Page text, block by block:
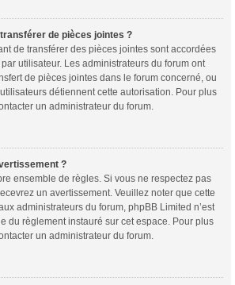
de pièces jointes ?
de transférer des pièces jointes sont accordées
utilisateur. Les administrateurs du forum ont
de pièces jointes dans le forum concerné, ou
détiennent cette autorisation. Pour plus
un administrateur du forum.
?
ensemble de règles. Si vous ne respectez pas
un avertissement. Veuillez noter que cette
administrateurs du forum, phpBB Limited n’est
du règlement instauré sur cet espace. Pour plus
un administrateur du forum.